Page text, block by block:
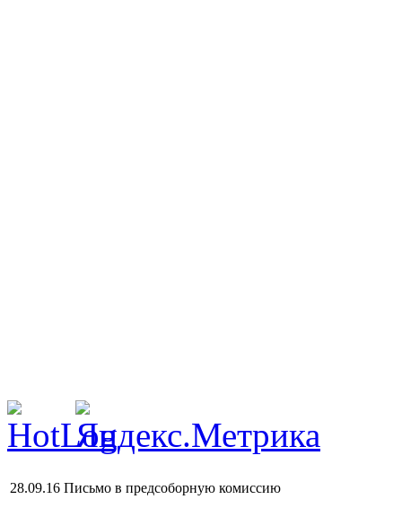
28.09.16 Письмо в предсоборную комиссию